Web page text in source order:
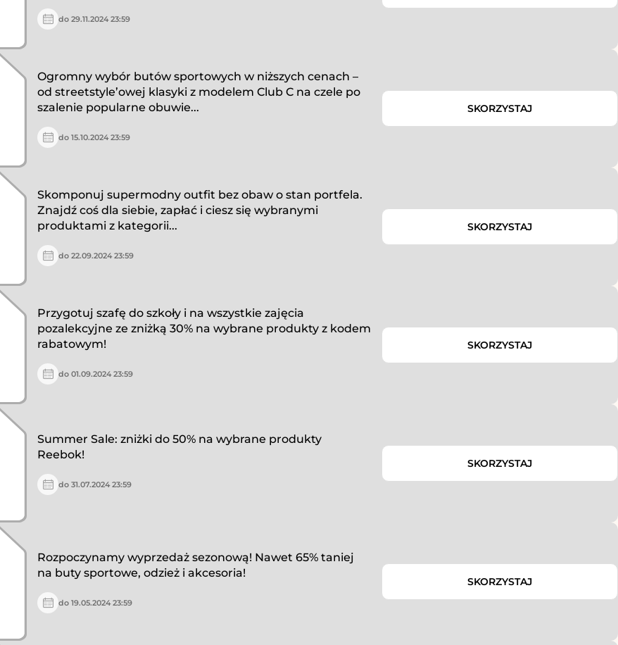
do 29.11.2024 23:59
Ogromny wybór butów sportowych w niższych cenach –
od streetstyle’owej klasyki z modelem Club C na czele po
szalenie popularne obuwie...
do 15.10.2024 23:59
SKORZYSTAJ
Skomponuj supermodny outfit bez obaw o stan portfela.
Znajdź coś dla siebie, zapłać i ciesz się wybranymi
produktami z kategorii...
do 22.09.2024 23:59
SKORZYSTAJ
Przygotuj szafę do szkoły i na wszystkie zajęcia
pozalekcyjne ze zniżką 30% na wybrane produkty z kodem
rabatowym!
do 01.09.2024 23:59
SKORZYSTAJ
Summer Sale: zniżki do 50% na wybrane produkty
Reebok!
do 31.07.2024 23:59
SKORZYSTAJ
Rozpoczynamy wyprzedaż sezonową! Nawet 65% taniej
na buty sportowe, odzież i akcesoria!
do 19.05.2024 23:59
SKORZYSTAJ